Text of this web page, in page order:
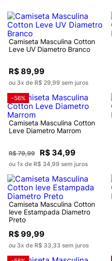
Camiseta Masculina Cotton
Leve UV Diametro Branco
R$ 89,99
ou 3x de R$ 29,99 sem juros
-56%
Camiseta Masculina Cotton
Leve Diametro Marrom
R$ 79,99 R$ 34,99
ou 1x de R$ 34,99 sem juros
Camiseta Masculina Cotton
leve Estampada Diametro
Preto
R$ 99,99
ou 3x de R$ 33,33 sem juros